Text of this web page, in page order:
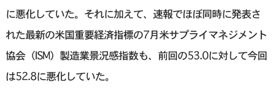
に悪化していた。それに加えて、速報でほぼ同時に発表さ
れた最新の米国重要経済指標の7月米サプライマネジメント
協会（ISM）製造業景況感指数も、前回の53.0に対して今回
は52.8に悪化していた。